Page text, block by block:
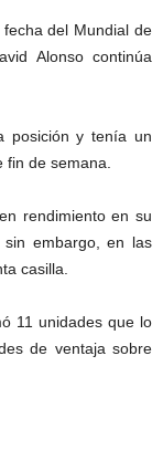
del Mundial de
Alonso continúa
posición y tenía un
de semana.
rendimiento en su
embargo, en las
casilla.
11 unidades que lo
de ventaja sobre